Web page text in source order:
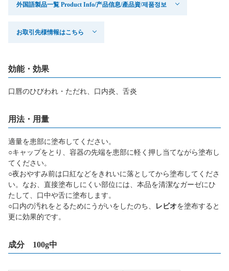
外国語製品一覧 Product Info/产品信息/產品資/제품정보
お取引先様情報はこちら
効能・効果
口唇のひびわれ・ただれ、口内炎、舌炎
用法・用量
適量を患部に塗布してください。
○キャップをとり、容器の先端を患部に軽く押し当てながら塗布し
てください。
○夜おやすみ前は口紅などをきれいに落としてから塗布してくださ
い。なお、直接塗布しにくい部位には、本品を清潔なガーゼにひ
たして、口中や舌に塗布します。
○口内の汚れをとるためにうがいをしたのち、
レビオを塗布すると
更に効果的です。
成分 100g中